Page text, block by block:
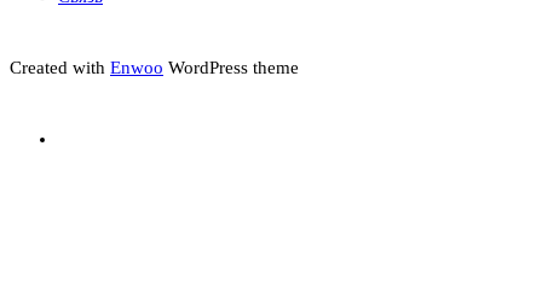
Created with Enwoo WordPress theme